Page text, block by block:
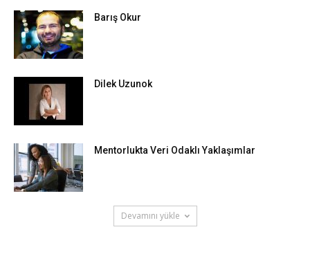
Barış Okur
Dilek Uzunok
Mentorlukta Veri Odaklı Yaklaşımlar
Devamını yükle